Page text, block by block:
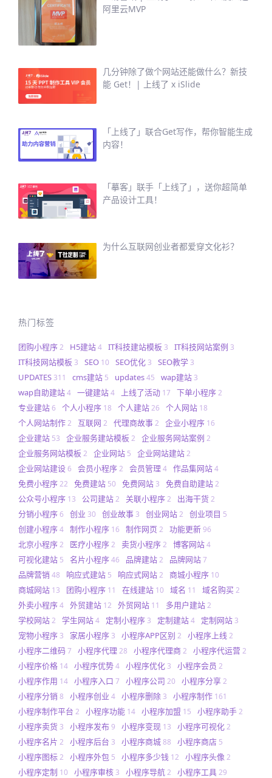
阿里云MVP
几分钟除了做个网站还能做什么？新技
能 Get！| 上线了 x iSlide
「上线了」联合Get写作，帮你智能生成
内容！
「摹客」联手「上线了」，送你超简单
产品设计工具！
为什么互联网创业者都爱穿文化衫？
热门标签
团购小程序2 H5建站4 IT科技建站模板 3 IT科技网站案例 3
IT科技网站模板 3 SEO 10 SEO优化 3 SEO教学 3
UPDATES 311 cms建站 5 updates45 wap建站 3
wap自助建站4 一键建站4 上线了活动 17 下单小程序2
专业建站6 个人小程序 18 个人建站26 个人网站 18
个人网站制作2 互联网 2 代理商故事2 企业小程序 16
企业建站 53 企业服务建站模板 2 企业服务网站案例 2
企业服务网站模板 2 企业网站 5 企业网站建站2
企业网站建设6 会员小程序2 会员管理 4 作品集网站4
免费小程序22 免费建站 50 免费网站 3 免费自助建站2
公众号小程序 13 公司建站2 关联小程序2 出海干货2
分销小程序6 创业 30 创业故事 3 创业网站2 创业项目 5
创建小程序4 制作小程序 16 制作网页 2 功能更新96
北京小程序2 医疗小程序2 卖货小程序2 博客网站4
可视化建站 5 名片小程序46 品牌建站2 品牌网站7
品牌营销 48 响应式建站 5 响应式网站2 商城小程序 10
商城网站 13 团购小程序 11 在线建站 10 域名 11 域名购买2
外卖小程序4 外贸建站 12 外贸网站 11 多用户建站2
学校网站2 学生网站4 定制小程序 3 定制建站4 定制网站 3
宠物小程序 3 家居小程序 3 小程序APP区别 2 小程序上线 2
小程序二维码7 小程序代理 28 小程序代理商2 小程序代运营2
小程序价格 14 小程序优势4 小程序优化 3 小程序会员 2
小程序作用 14 小程序入口 7 小程序公司 20 小程序分享2
小程序分销 8 小程序创业 4 小程序删除 3 小程序制作 161
小程序制作平台 2 小程序功能 14 小程序加盟 15 小程序助手2
小程序卖货 3 小程序发布9 小程序变现 13 小程序可视化2
小程序名片 2 小程序后台 3 小程序商城88 小程序商店 5
小程序图标2 小程序外包 5 小程序多少钱 12 小程序头像 2
小程序定制 10 小程序审核 3 小程序导航2 小程序工具29